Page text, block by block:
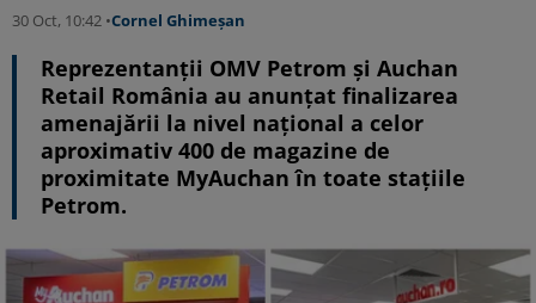
30 Oct, 10:42 •Cornel Ghimeșan
Reprezentanții OMV Petrom și Auchan
Retail România au anunțat finalizarea
amenajării la nivel național a celor
aproximativ 400 de magazine de
proximitate MyAuchan în toate stațiile
Petrom.